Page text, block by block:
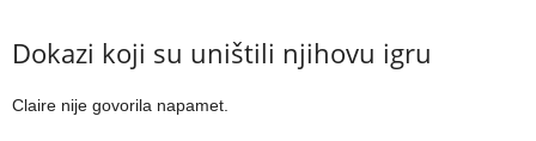
Dokazi koji su uništili njihovu igru
Claire nije govorila napamet.